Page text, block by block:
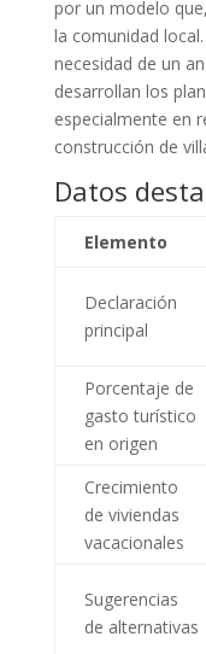
por un modelo
la comunidad
necesidad de un
desarrollan los
especialmente en
construcción de
Datos
Elemento
Declaración
principal
Porcentaje de
gasto turístico
en origen
Crecimiento
de viviendas
vacacionales
Sugerencias
de alternativas